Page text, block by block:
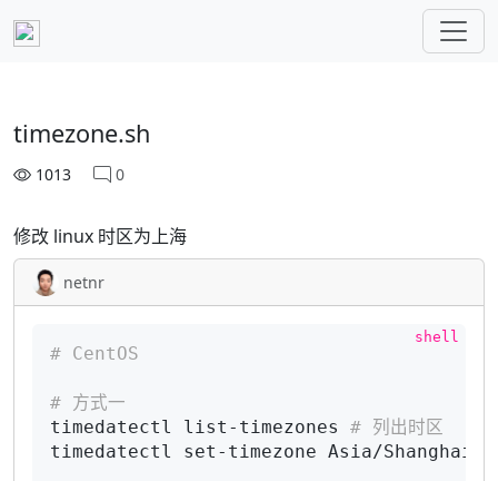
timezone.sh
1013 0
修改 linux 时区为上海
netnr
# CentOS
# 方式一
timedatectl list-timezones # 列出时区
timedatectl set-timezone Asia/Shanghai